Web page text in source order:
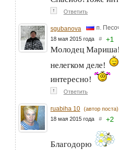
↑ Ответить
sgubanova п.
18 мая 2015 года # +1
Молодец Мариша!
нелегком деле!
интересно!
↑ Ответить
ruabiha 10 (автор поста)
18 мая 2015 года # +2
Благодорю